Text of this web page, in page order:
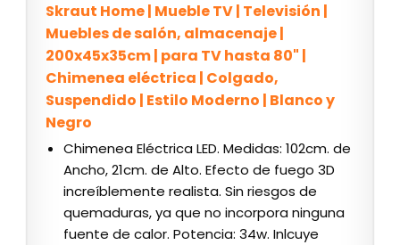
Skraut Home | Mueble TV | Televisión |
Muebles de salón, almacenaje |
200x45x35cm | para TV hasta 80" |
Chimenea eléctrica | Colgado,
Suspendido | Estilo Moderno | Blanco y
Negro
Chimenea Eléctrica LED. Medidas: 102cm. de
Ancho, 21cm. de Alto. Efecto de fuego 3D
increíblemente realista. Sin riesgos de
quemaduras, ya que no incorpora ninguna
fuente de calor. Potencia: 34w. Inlcuye